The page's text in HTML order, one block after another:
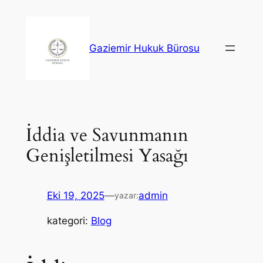
Gaziemir Hukuk Bürosu
İddia ve Savunmanın
Genişletilmesi Yasağı
Eki 19, 2025—yazar:admin
kategori: Blog